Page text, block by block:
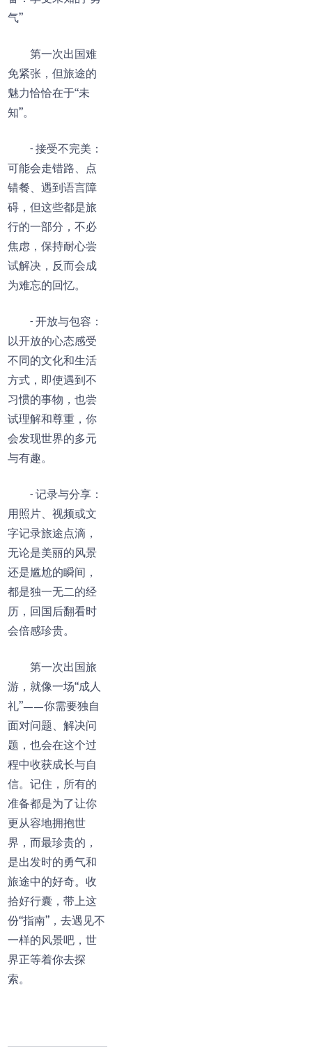
气”
第一次出国难
免紧张，但旅途的
魅力恰恰在于“未
知”。
- 接受不完美：
可能会走错路、点
错餐、遇到语言障
碍，但这些都是旅
行的一部分，不必
焦虑，保持耐心尝
试解决，反而会成
为难忘的回忆。
- 开放与包容：
以开放的心态感受
不同的文化和生活
方式，即使遇到不
习惯的事物，也尝
试理解和尊重，你
会发现世界的多元
与有趣。
- 记录与分享：
用照片、视频或文
字记录旅途点滴，
无论是美丽的风景
还是尴尬的瞬间，
都是独一无二的经
历，回国后翻看时
会倍感珍贵。
第一次出国旅
游，就像一场“成人
礼”——你需要独自
面对问题、解决问
题，也会在这个过
程中收获成长与自
信。记住，所有的
准备都是为了让你
更从容地拥抱世
界，而最珍贵的，
是出发时的勇气和
旅途中的好奇。收
拾好行囊，带上这
份“指南”，去遇见不
一样的风景吧，世
界正等着你去探
索。